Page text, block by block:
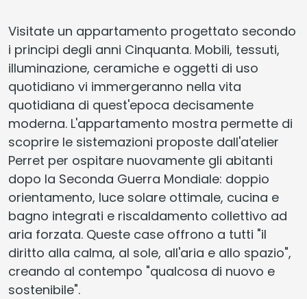
Visitate un appartamento progettato secondo
i principi degli anni Cinquanta. Mobili, tessuti,
illuminazione, ceramiche e oggetti di uso
quotidiano vi immergeranno nella vita
quotidiana di quest'epoca decisamente
moderna. L'appartamento mostra permette di
scoprire le sistemazioni proposte dall'atelier
Perret per ospitare nuovamente gli abitanti
dopo la Seconda Guerra Mondiale: doppio
orientamento, luce solare ottimale, cucina e
bagno integrati e riscaldamento collettivo ad
aria forzata. Queste case offrono a tutti "il
diritto alla calma, al sole, all'aria e allo spazio",
creando al contempo "qualcosa di nuovo e
sostenibile".